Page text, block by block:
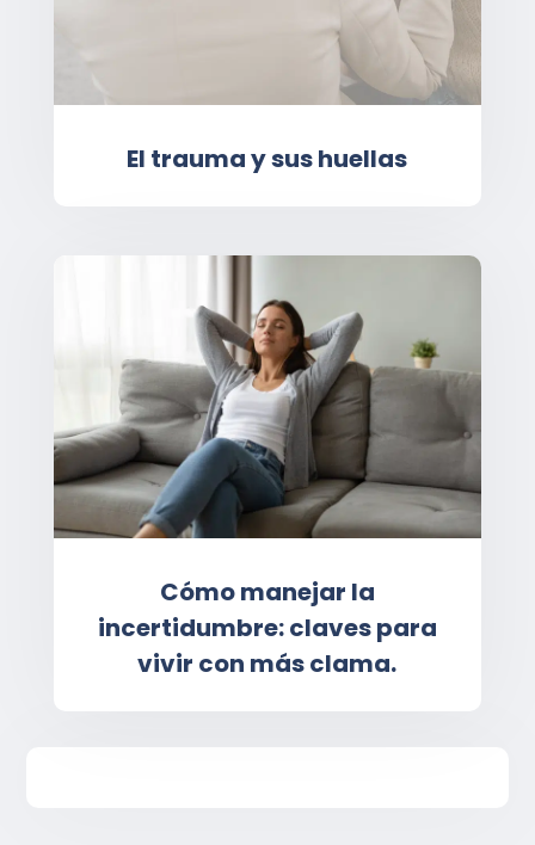
El trauma y sus huellas
Cómo manejar la
incertidumbre: claves para
vivir con más clama.